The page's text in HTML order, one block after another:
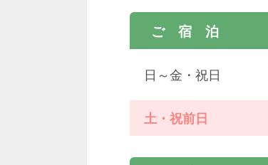
ご 宿 泊
日～金・祝日
土・祝前日